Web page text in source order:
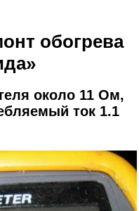
обогрева
около 11 Ом,
ток 1.1